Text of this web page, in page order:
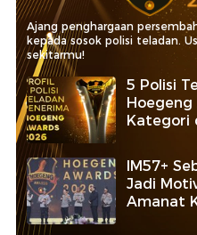
Ajang penghargaan
kepada sosok polisi teladan.
sekitarmu!
5 Polisi
Hoegeng
Kategori
IM57+
Jadi
Amanat